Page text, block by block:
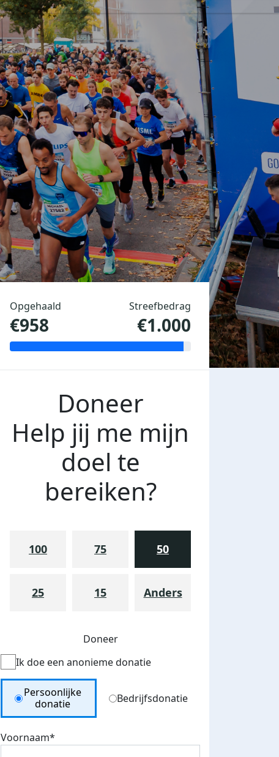
Long runn
donderdag 5 maart 2026
Opgehaald
€958
Streefbedrag
€1.000
Doneer
Help jij me mijn
doel te
bereiken?
100 75 50
25 15 Anders
Doneer
Ik doe een anonieme donatie
Donation Type
Persoonlijke
donatie
Bedrijfsdonatie
Voornaam*